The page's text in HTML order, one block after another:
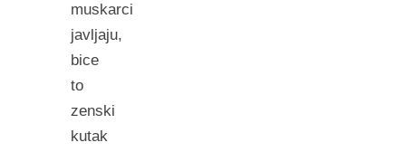
muskarci
javljaju,
bice
to
zenski
kutak